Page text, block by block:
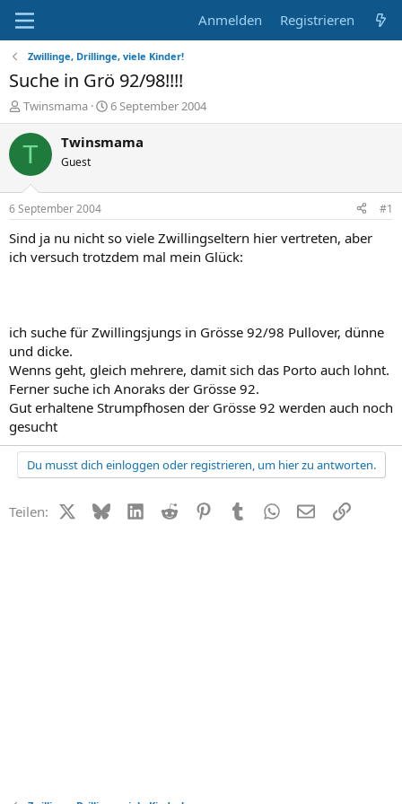
Anmelden Registrieren
Zwillinge, Drillinge, viele Kinder!
Suche in Grö 92/98!!!!
E
r
s
l
e
r
Twinsmama
E
r
s
t
a
m
6 September 2004
T Twinsmama
Guest
6 September 2004 #1
Sind ja nu nicht so viele Zwillingseltern hier vertreten, aber
ich versuch trotzdem mal mein Glück:
ich suche für Zwillingsjungs in Grösse 92/98 Pullover, dünne
und dicke.
Wenns geht, gleich mehrere, damit sich das Porto auch lohnt.
Ferner suche ich Anoraks der Grösse 92.
Gut erhaltene Strumpfhosen der Grösse 92 werden auch noch
gesucht
Du musst dich einloggen oder registrieren, um hier zu antworten.
Teilen: X (Twitter)
BlueskyLinkedIn
Reddit PinterestTumblr WhatsApp
E-MailLink